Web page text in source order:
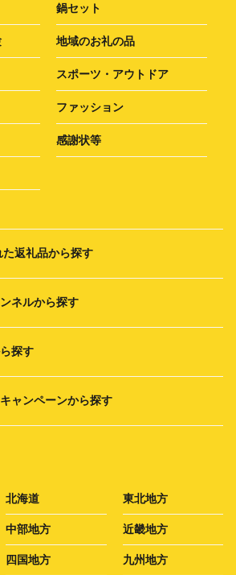
鍋セット
地域のお礼の品
スポーツ・アウトドア
ファッション
感謝状等
返礼品から探す
ネルから探す
探す
ャンペーンから探す
北海道 東北地方
中部地方 近畿地方
四国地方 九州地方